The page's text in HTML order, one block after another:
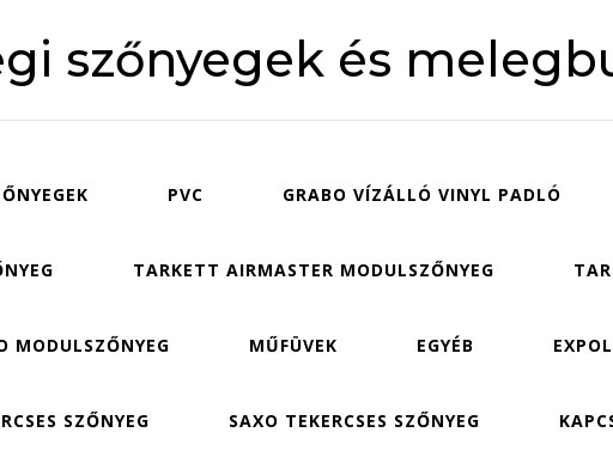
szőnyegek és
PVC GRABO VÍZÁLLÓ VINYL PADLÓ
TARKETT AIRMASTER MODULSZŐNYEG
MODULSZŐNYEG MŰFÜVEK EGYÉB
SZŐNYEG SAXO TEKERCSES SZŐNYEG